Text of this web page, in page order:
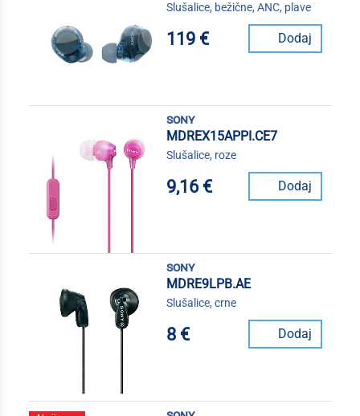
Slušalice, bežične, ANC, plave
119 € Dodaj
sony
MDREX15APPI.CE7
Slušalice, roze
9,16 € Dodaj
sony
MDRE9LPB.AE
Slušalice, crne
8 € Dodaj